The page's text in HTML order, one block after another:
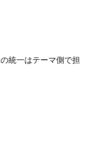
統一はテーマ側で担